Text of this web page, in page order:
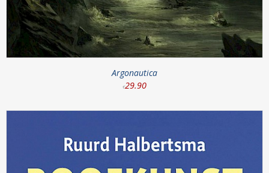
Argonautica
€29.90